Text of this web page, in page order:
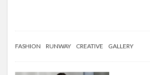
FASHION RUNWAY CREATIVE GALLERY